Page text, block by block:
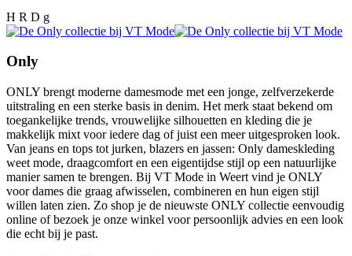
H R D g
Only
ONLY brengt moderne damesmode met een jonge, zelfverzekerde
uitstraling en een sterke basis in denim. Het merk staat bekend om
toegankelijke trends, vrouwelijke silhouetten en kleding die je
makkelijk mixt voor iedere dag of juist een meer uitgesproken look.
Van jeans en tops tot jurken, blazers en jassen: Only dameskleding
weet mode, draagcomfort en een eigentijdse stijl op een natuurlijke
manier samen te brengen. Bij VT Mode in Weert vind je ONLY
voor dames die graag afwisselen, combineren en hun eigen stijl
willen laten zien. Zo shop je de nieuwste ONLY collectie eenvoudig
online of bezoek je onze winkel voor persoonlijk advies en een look
die echt bij je past.